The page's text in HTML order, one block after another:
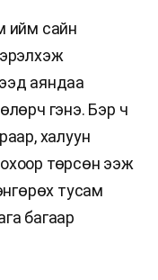
ийм сайн
аяндаа
гэнэ. Бэр ч
халуун
төрсөн ээж
тусам
багаар